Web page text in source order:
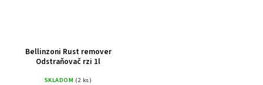
Bellinzoni Rust remover
Odstraňovač rzi 1l
SKLADOM (2 ks)